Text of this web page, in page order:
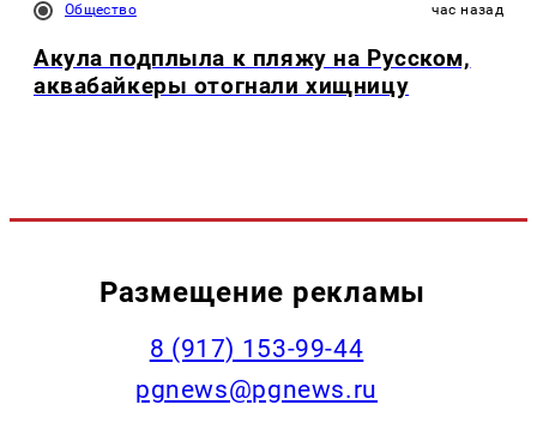
Общество час назад
Акула подплыла к пляжу на Русском,
аквабайкеры отогнали хищницу
Размещение рекламы
‭8 (917) 153-99-44
pgnews@pgnews.ru